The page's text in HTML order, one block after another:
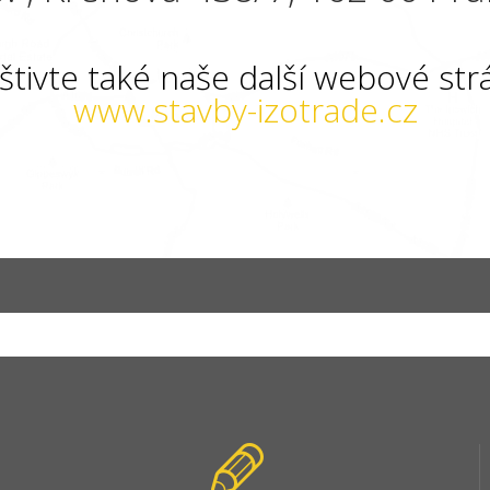
také naše další webové
www.stavby-izotrade.cz